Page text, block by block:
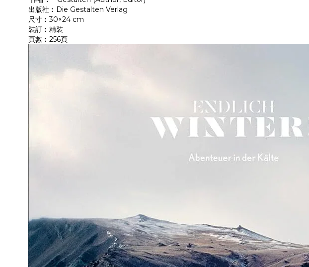
出版社︰Die Gestalten Verlag
尺寸︰30×24 cm
裝訂︰精裝
頁數︰256頁